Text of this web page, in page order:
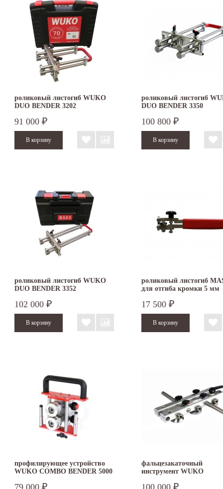
роликовый листогиб WUKO
DUO BENDER 3202
91 000 ₽
роликовый листогиб
DUO BENDER 3350
100 800 ₽
роликовый листогиб WUKO
DUO BENDER 3352
102 000 ₽
роликовый листогиб
для отгиба кромки 5 мм
17 500 ₽
профилирующее устройство
WUKO COMBO BENDER 5000
₽
фальцезакаточный
инструмент WUKO
₽